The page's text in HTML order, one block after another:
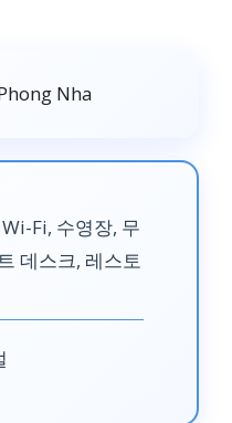
Fi, 수영장, 무
데스크, 레스토